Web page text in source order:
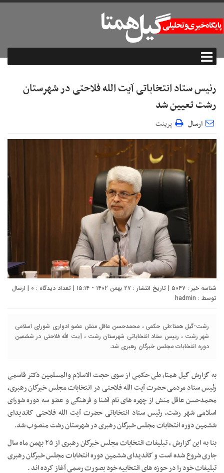
رئیس ستاد انتخاباتی آیت الله فلاحتی در شهرستان
رشت تعیین شد
ارسال پرینت
شناسه خبر : ۵۰۴۷ | تاریخ انتشار : ۲۷ بهمن ۱۴۰۲ - ۱۵:۱۴ | تعداد دیدگاه : ۰ | ارسال
توسط : hadmin
رشت-گیل همتا:طی حکمی ، محمدحسن عاقل منش عضو ادواری شورای اسلامی
شهر رشت ، رییس ستاد انتخاباتی شهرستان رشت ، آیت الله فلاحتی در ششمین
دوره انتخابات مجلس خبرگان رهبری شد.
به گزارش گیل همتا، طی حکمی از سوی حجت الاسلام والمسلمین دکتر قاسمی
رئیس ستاد مردمی حضرت آیت الله فلاحتی در انتخابات مجلس خبرگان رهبری،
محمدحسن عاقل منش از چهره های نام آشنا و فرهنگی و عضو سه دوره شورای
اسلامی شهر رشت، رئیس ستاد انتخاباتی حضرت آیت الله فلاحتی کاندیدای
ششمین دوره انتخابات مجلس خبرگان رهبری در شهرستان رشت منصوب شد.
بنا به این گزارش ، تبلیغات انتخابات مجلس خبرگان رهبری از ۲۵ بهمن ماه سال
جاری شروع شده است و کاندیدای ششمین دوره انتخابات مجلس خبرگان رهبری
تبلیغات خود را در حوزه های انتخابیه خود بصورت رسمی آغاز کرده اند .